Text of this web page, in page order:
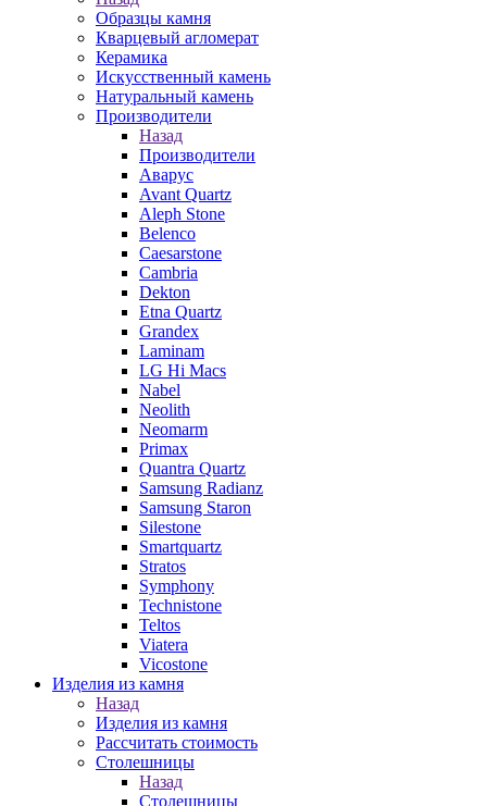
Образцы камня
Кварцевый агломерат
Керамика
Искусственный камень
Натуральный камень
Производители
Назад
Производители
Аварус
Avant Quartz
Aleph Stone
Belenco
Caesarstone
Cambria
Dekton
Etna Quartz
Grandex
Laminam
LG Hi Macs
Nabel
Neolith
Neomarm
Primax
Quantra Quartz
Samsung Radianz
Samsung Staron
Silestone
Smartquartz
Stratos
Symphony
Technistone
Teltos
Viatera
Vicostone
Изделия из камня
Назад
Изделия из камня
Рассчитать стоимость
Столешницы
Назад
Столешницы